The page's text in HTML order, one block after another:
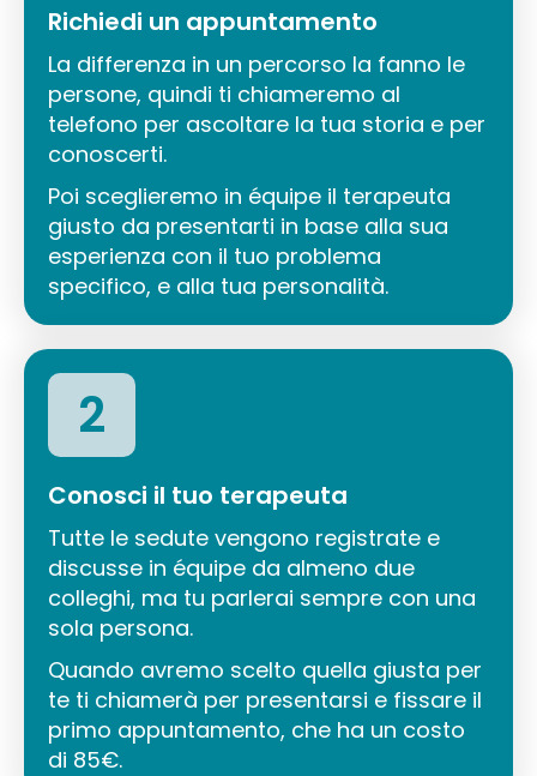
Richiedi un appuntamento
La differenza in un percorso la fanno le
persone, quindi ti chiameremo al
telefono per ascoltare la tua storia e per
conoscerti.
Poi sceglieremo in équipe il terapeuta
giusto da presentarti in base alla sua
esperienza con il tuo problema
specifico, e alla tua personalità.
2
Conosci il tuo terapeuta
Tutte le sedute vengono registrate e
discusse in équipe da almeno due
colleghi, ma tu parlerai sempre con una
sola persona.
Quando avremo scelto quella giusta per
te ti chiamerà per presentarsi e fissare il
primo appuntamento, che ha un costo
di 85€.